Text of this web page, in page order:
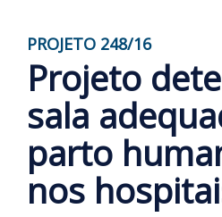
PROJETO 248/16
Projeto
sala
parto
nos